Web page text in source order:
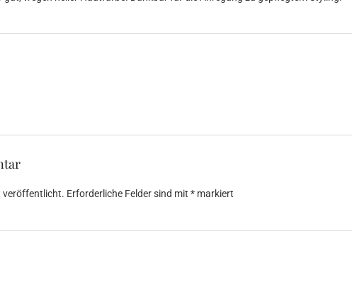
veröffentlicht. Erforderliche Felder sind mit * markiert